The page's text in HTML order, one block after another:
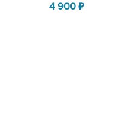
4 900 ₽